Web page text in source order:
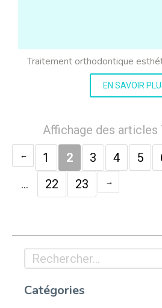
Traitement orthodontique
EN SAVOIR
Affichage des articles
1
2 3 4 5
…
22 23
Rechercher
Catégories